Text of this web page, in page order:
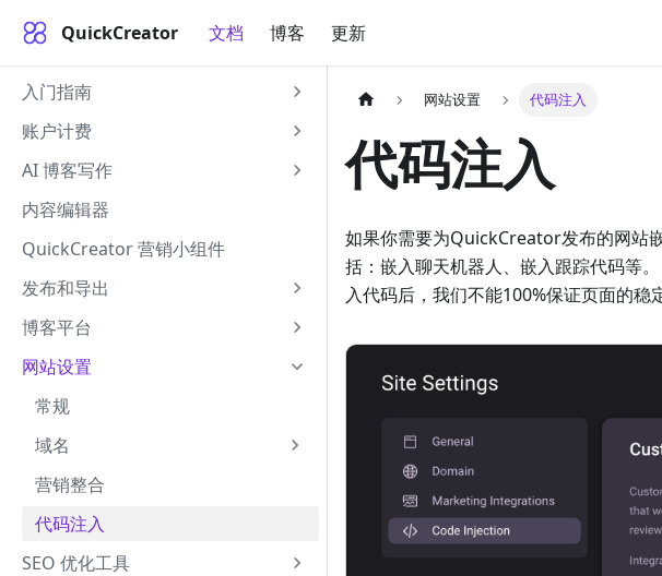
QuickCreator 文档 博客 更新
入门指南
账户计费
AI 博客写作
内容编辑器
QuickCreator 营销小组件
发布和导出
博客平台
网站设置
常规
域名
营销整合
代码注入
SEO 优化工具
网站设置 代码注入
代码注入
如果你需要为QuickCreator发布的网站
括：嵌入聊天机器人、嵌入跟踪代码等
入代码后，我们不能100%保证页面的稳